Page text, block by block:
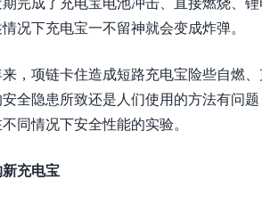
况下充电宝一不留神就会变成炸弹。
，项链卡住造成短路充电宝险些自燃
全隐患所致还是人们使用的方法有问
同情况下安全性能的实验。
充电宝